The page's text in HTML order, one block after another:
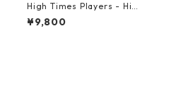
High Times Players - High
Times Theme【7-21926】
¥9,800